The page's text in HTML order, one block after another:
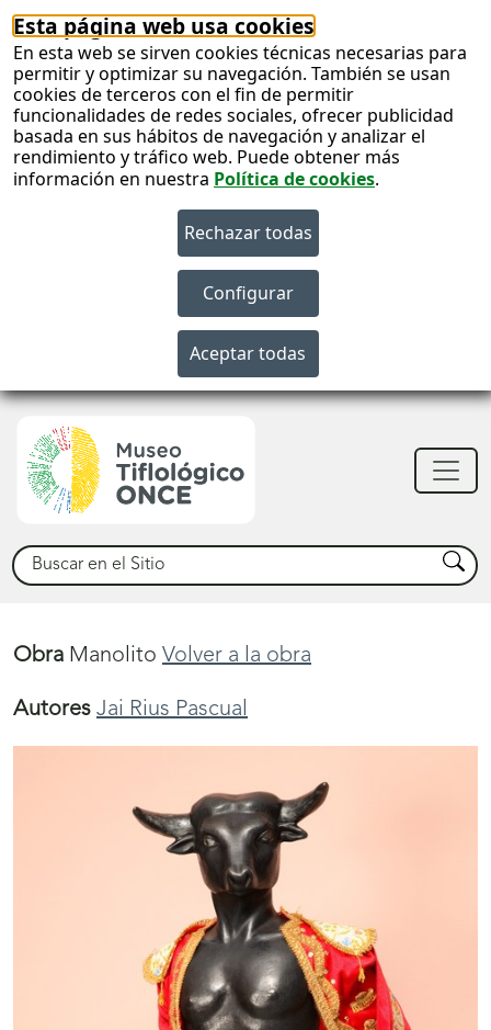
Esta página web usa cookies
En esta web se sirven cookies técnicas necesarias para
permitir y optimizar su navegación. También se usan
cookies de terceros con el fin de permitir
funcionalidades de redes sociales, ofrecer publicidad
basada en sus hábitos de navegación y analizar el
rendimiento y tráfico web. Puede obtener más
información en nuestra Política de cookies.
Buscar Buscar
Obra Manolito Volver a la obra
Autores Jai Rius Pascual